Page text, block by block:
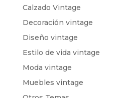
Calzado Vintage
Decoración vintage
Diseño vintage
Estilo de vida vintage
Moda vintage
Muebles vintage